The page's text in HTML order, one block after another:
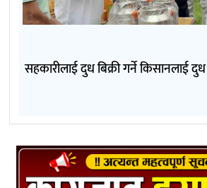
सहकारीलाई दुध बिक्री गर्ने किसानलाई